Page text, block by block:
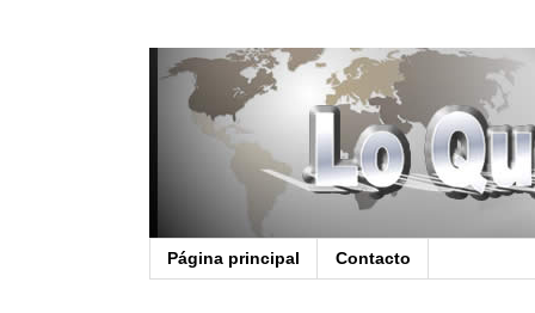
Página principal Contacto